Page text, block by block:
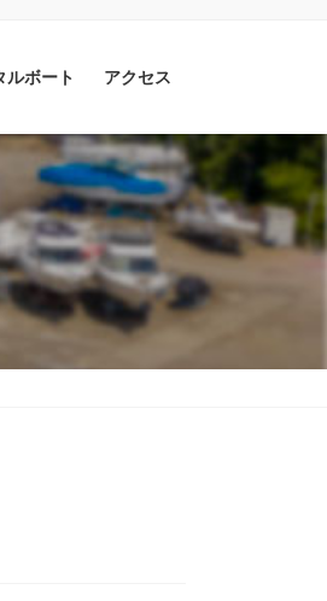
ルボート アクセス